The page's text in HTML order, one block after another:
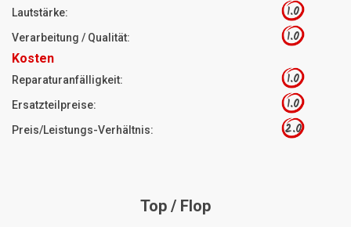
Lautstärke: 1.0
Verarbeitung / Qualität: 1.0
Kosten
Reparaturanfälligkeit: 1.0
Ersatzteilpreise: 1.0
Preis/Leistungs-Verhältnis: 2.0
Top / Flop